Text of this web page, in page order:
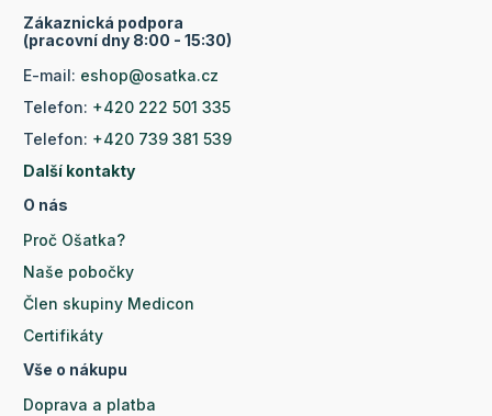
Zákaznická podpora
(pracovní dny 8:00 - 15:30)
E-mail: eshop@osatka.cz
Telefon: +420 222 501 335
Telefon: +420 739 381 539
Další kontakty
O nás
Proč Ošatka?
Naše pobočky
Člen skupiny Medicon
Certifikáty
Vše o nákupu
Doprava a platba